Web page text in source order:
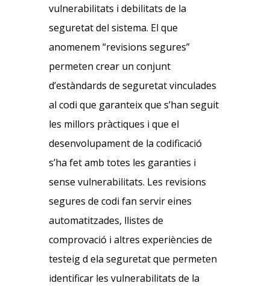
vulnerabilitats i debilitats de la
seguretat del sistema. El que
anomenem “revisions segures”
permeten crear un conjunt
d’estàndards de seguretat vinculades
al codi que garanteix que s’han seguit
les millors pràctiques i que el
desenvolupament de la codificació
s’ha fet amb totes les garanties i
sense vulnerabilitats. Les revisions
segures de codi fan servir eines
automatitzades, llistes de
comprovació i altres experiències de
testeig d ela seguretat que permeten
identificar les vulnerabilitats de la